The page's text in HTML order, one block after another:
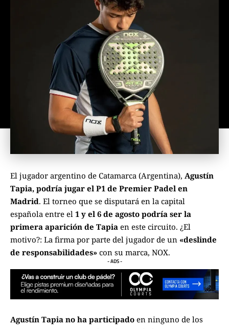
El jugador argentino de Catamarca (Argentina), Agustín
Tapia, podría jugar el P1 de Premier Padel en
Madrid. El torneo que se disputará en la capital
española entre el 1 y el 6 de agosto podría ser la
primera aparición de Tapia en este circuito. ¿El
motivo?: La firma por parte del jugador de un «deslinde
de responsabilidades» con su marca, NOX.
- ADS -
Agustín Tapia no ha participado en ninguno de los